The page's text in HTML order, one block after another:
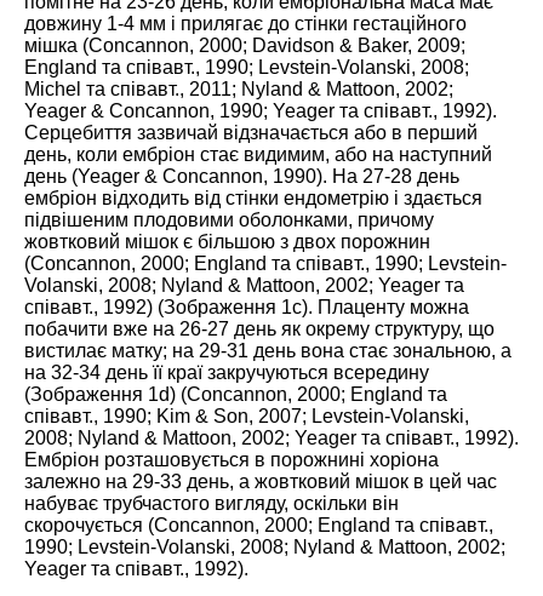
довжину 1-4 мм і прилягає до стінки гестаційного
мішка (Concannon, 2000; Davidson & Baker, 2009;
England та співавт., 1990; Levstein-Volanski, 2008;
Michel та співавт., 2011; Nyland & Mattoon, 2002;
Yeager & Concannon, 1990; Yeager та співавт., 1992).
Серцебиття зазвичай відзначається або в перший
день, коли ембріон стає видимим, або на наступний
день (Yeager & Concannon, 1990). На 27-28 день
ембріон відходить від стінки ендометрію і здається
підвішеним плодовими оболонками, причому
жовтковий мішок є більшою з двох порожнин
(Concannon, 2000; England та співавт., 1990; Levstein-
Volanski, 2008; Nyland & Mattoon, 2002; Yeager та
співавт., 1992) (Зображення 1c). Плаценту можна
побачити вже на 26-27 день як окрему структуру, що
вистилає матку; на 29-31 день вона стає зональною, а
на 32-34 день її краї закручуються всередину
(Зображення 1d) (Concannon, 2000; England та
співавт., 1990; Kim & Son, 2007; Levstein-Volanski,
2008; Nyland & Mattoon, 2002; Yeager та співавт., 1992).
Ембріон розташовується в порожнині хоріона
залежно на 29-33 день, а жовтковий мішок в цей час
набуває трубчастого вигляду, оскільки він
скорочується (Concannon, 2000; England та співавт.,
1990; Levstein-Volanski, 2008; Nyland & Mattoon, 2002;
Yeager та співавт., 1992).